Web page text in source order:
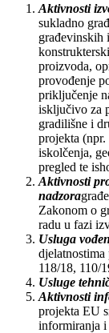
Aktivnosti
sukladno
građevinskih
proizvoda,
provođenje
priključenje
isključivo za
gradilišne i
projekta
iskolčenja,
pregled te
Aktivnosti
nadzora
Zakonom o
radu u fazi
Usluga
118/18, 110/
Usluge
Aktivnosti
projekta EU
informiranja i